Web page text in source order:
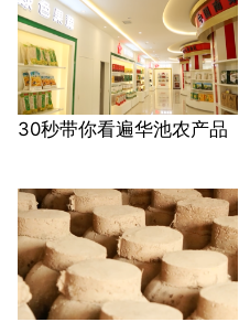
30秒带你看遍华池农产品